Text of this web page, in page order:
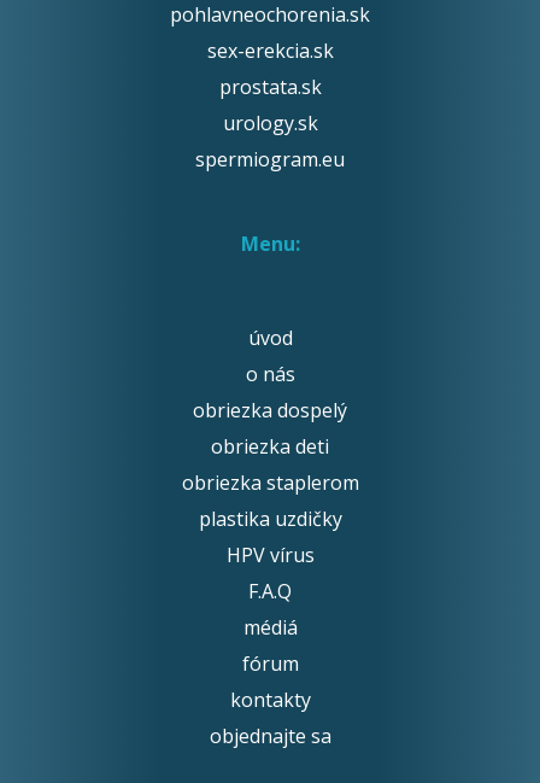
pohlavneochorenia.sk
sex-erekcia.sk
prostata.sk
urology.sk
spermiogram.eu
Menu:
úvod
o nás
obriezka dospelý
obriezka deti
obriezka staplerom
plastika uzdičky
HPV vírus
F.A.Q
médiá
fórum
kontakty
objednajte sa